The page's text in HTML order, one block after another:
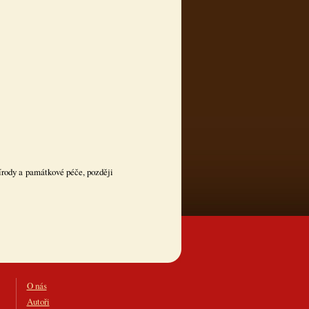
a památkové péče, později
O nás
Autoři